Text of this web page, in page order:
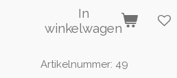
In
winkelwagen
Artikelnummer: 49